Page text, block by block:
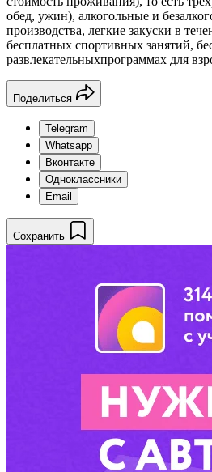
обед, ужин), алкогольные и
производства, легкие закуски в
бесплатных спортивных занятий,
развлекательныхпрограммах для
Поделиться
Telegram
Whatsapp
Вконтакте
Одноклассники
Email
Сохранить